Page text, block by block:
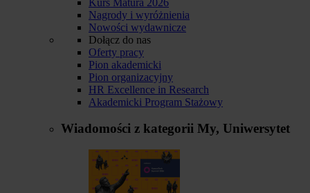
Nagrody i wyróżnienia
Nowości wydawnicze
Dołącz do nas
Oferty pracy
Pion akademicki
Pion organizacyjny
HR Excellence in Research
Akademicki Program Stażowy
Wiadomości z kategorii My, Uniwersytet